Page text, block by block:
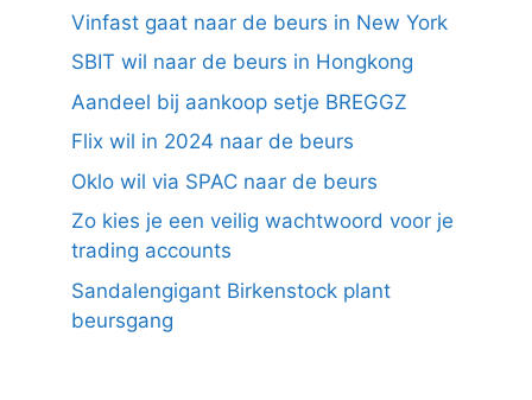
Vinfast gaat naar de beurs in New York
SBIT wil naar de beurs in Hongkong
Aandeel bij aankoop setje BREGGZ
Flix wil in 2024 naar de beurs
Oklo wil via SPAC naar de beurs
Zo kies je een veilig wachtwoord voor je
trading accounts
Sandalengigant Birkenstock plant
beursgang